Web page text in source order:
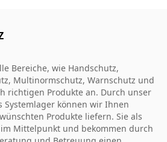
Bereiche, wie Handschutz,
Multinormschutz, Warnschutz und
richtigen Produkte an. Durch unser
können wir Ihnen
Produkte liefern. Sie als
Mittelpunkt und bekommen durch